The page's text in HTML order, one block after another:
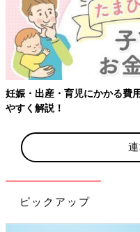
妊娠・出産・育児にかかる費
やすく解説！
ピックアップ